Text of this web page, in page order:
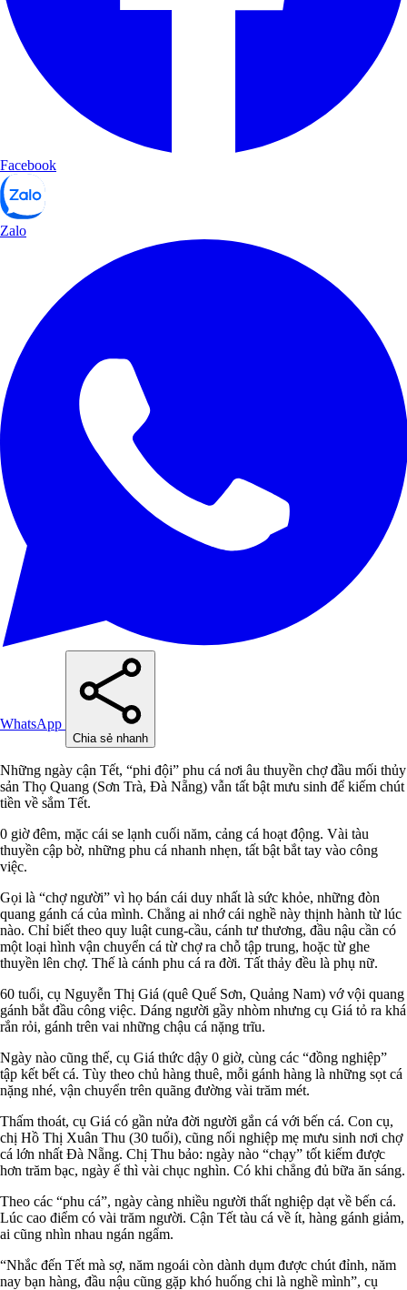
Facebook
Zalo
WhatsApp
Chia sẻ nhanh
Những ngày cận Tết, “phi đội” phu cá nơi âu thuyền chợ đầu mối thủy
sản Thọ Quang (Sơn Trà, Đà Nẵng) vẫn tất bật mưu sinh để kiếm chút
tiền về sắm Tết.
0 giờ đêm, mặc cái se lạnh cuối năm, cảng cá hoạt động. Vài tàu
thuyền cập bờ, những phu cá nhanh nhẹn, tất bật bắt tay vào công
việc.
Gọi là “chợ người” vì họ bán cái duy nhất là sức khỏe, những đòn
quang gánh cá của mình. Chẳng ai nhớ cái nghề này thịnh hành từ lúc
nào. Chỉ biết theo quy luật cung-cầu, cánh tư thương, đầu nậu cần có
một loại hình vận chuyển cá từ chợ ra chỗ tập trung, hoặc từ ghe
thuyền lên chợ. Thế là cánh phu cá ra đời. Tất thảy đều là phụ nữ.
60 tuổi, cụ Nguyễn Thị Giá (quê Quế Sơn, Quảng Nam) vớ vội quang
gánh bắt đầu công việc. Dáng người gầy nhòm nhưng cụ Giá tỏ ra khá
rắn rỏi, gánh trên vai những chậu cá nặng trĩu.
Ngày nào cũng thế, cụ Giá thức dậy 0 giờ, cùng các “đồng nghiệp”
tập kết bết cá. Tùy theo chủ hàng thuê, mỗi gánh hàng là những sọt cá
nặng nhé, vận chuyển trên quãng đường vài trăm mét.
Thấm thoát, cụ Giá có gần nửa đời người gắn cá với bến cá. Con cụ,
chị Hồ Thị Xuân Thu (30 tuổi), cũng nối nghiệp mẹ mưu sinh nơi chợ
cá lớn nhất Đà Nẵng. Chị Thu bảo: ngày nào “chạy” tốt kiếm được
hơn trăm bạc, ngày ế thì vài chục nghìn. Có khi chẳng đủ bữa ăn sáng.
Theo các “phu cá”, ngày càng nhiều người thất nghiệp dạt về bến cá.
Lúc cao điểm có vài trăm người. Cận Tết tàu cá về ít, hàng gánh giảm,
ai cũng nhìn nhau ngán ngẩm.
“Nhắc đến Tết mà sợ, năm ngoái còn dành dụm được chút đỉnh, năm
nay bạn hàng, đầu nậu cũng gặp khó huống chi là nghề mình”, cụ